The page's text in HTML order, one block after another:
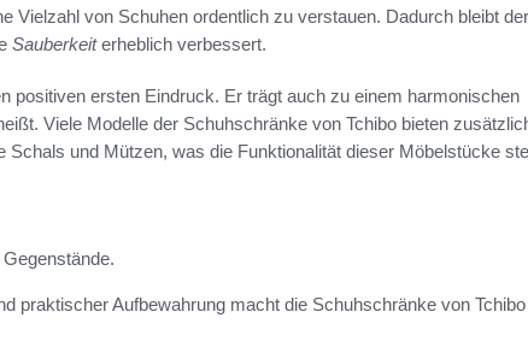
Vielzahl von Schuhen ordentlich zu verstauen. Dadurch bleibt der
Sauberkeiterheblich verbessert.
positiven ersten Eindruck. Er trägt auch zu einem harmonischen
Viele Modelle der Schuhschränke von Tchibo bieten
und Mützen, was die Funktionalität dieser Möbelstücke
praktischer Aufbewahrung macht die Schuhschränke von